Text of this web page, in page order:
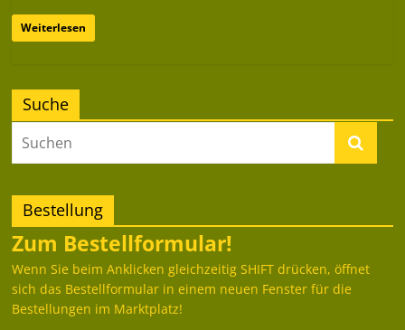
Weiterlesen
Suche
Bestellung
Zum Bestellformular!
Wenn Sie beim Anklicken gleichzeitig SHIFT drücken, öffnet
sich das Bestellformular in einem neuen Fenster für die
Bestellungen im Marktplatz!